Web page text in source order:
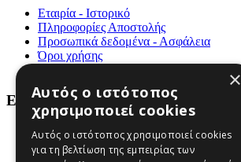
Εταιρία - Ιστορικό
Πληροφορίες Αποστολής
Προσωπικά δεδομένα - Ασφάλεια
Όροι χρήσης
Εξυπηρέτηση Πελατών
Χάρτης Ιστότοπου
Επιστροφές
Ευρετήριο Κατασκευαστών
×
Αυτός ο ιστότοπος
χρησιμοποιεί cookies
Αυτός ο ιστότοπος χρησιμοποιεί cookies
για τη βελτίωση της εμπειρίας των